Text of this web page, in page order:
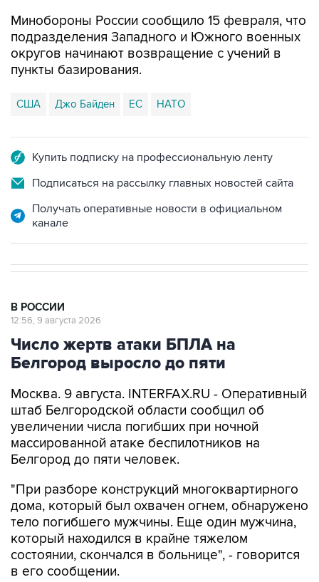
Минобороны России сообщило 15 февраля, что
подразделения Западного и Южного военных
округов начинают возвращение с учений в
пункты базирования.
США Джо Байден ЕС НАТО
Купить подписку на профессиональную ленту
Подписаться на рассылку главных новостей сайта
Получать оперативные новости в официальном
канале
В РОССИИ
12:56, 9 августа 2026
Число жертв атаки БПЛА на
Белгород выросло до пяти
Москва. 9 августа. INTERFAX.RU - Оперативный
штаб Белгородской области сообщил об
увеличении числа погибших при ночной
массированной атаке беспилотников на
Белгород до пяти человек.
"При разборе конструкций многоквартирного
дома, который был охвачен огнем, обнаружено
тело погибшего мужчины. Еще один мужчина,
который находился в крайне тяжелом
состоянии, скончался в больнице", - говорится
в его сообщении.